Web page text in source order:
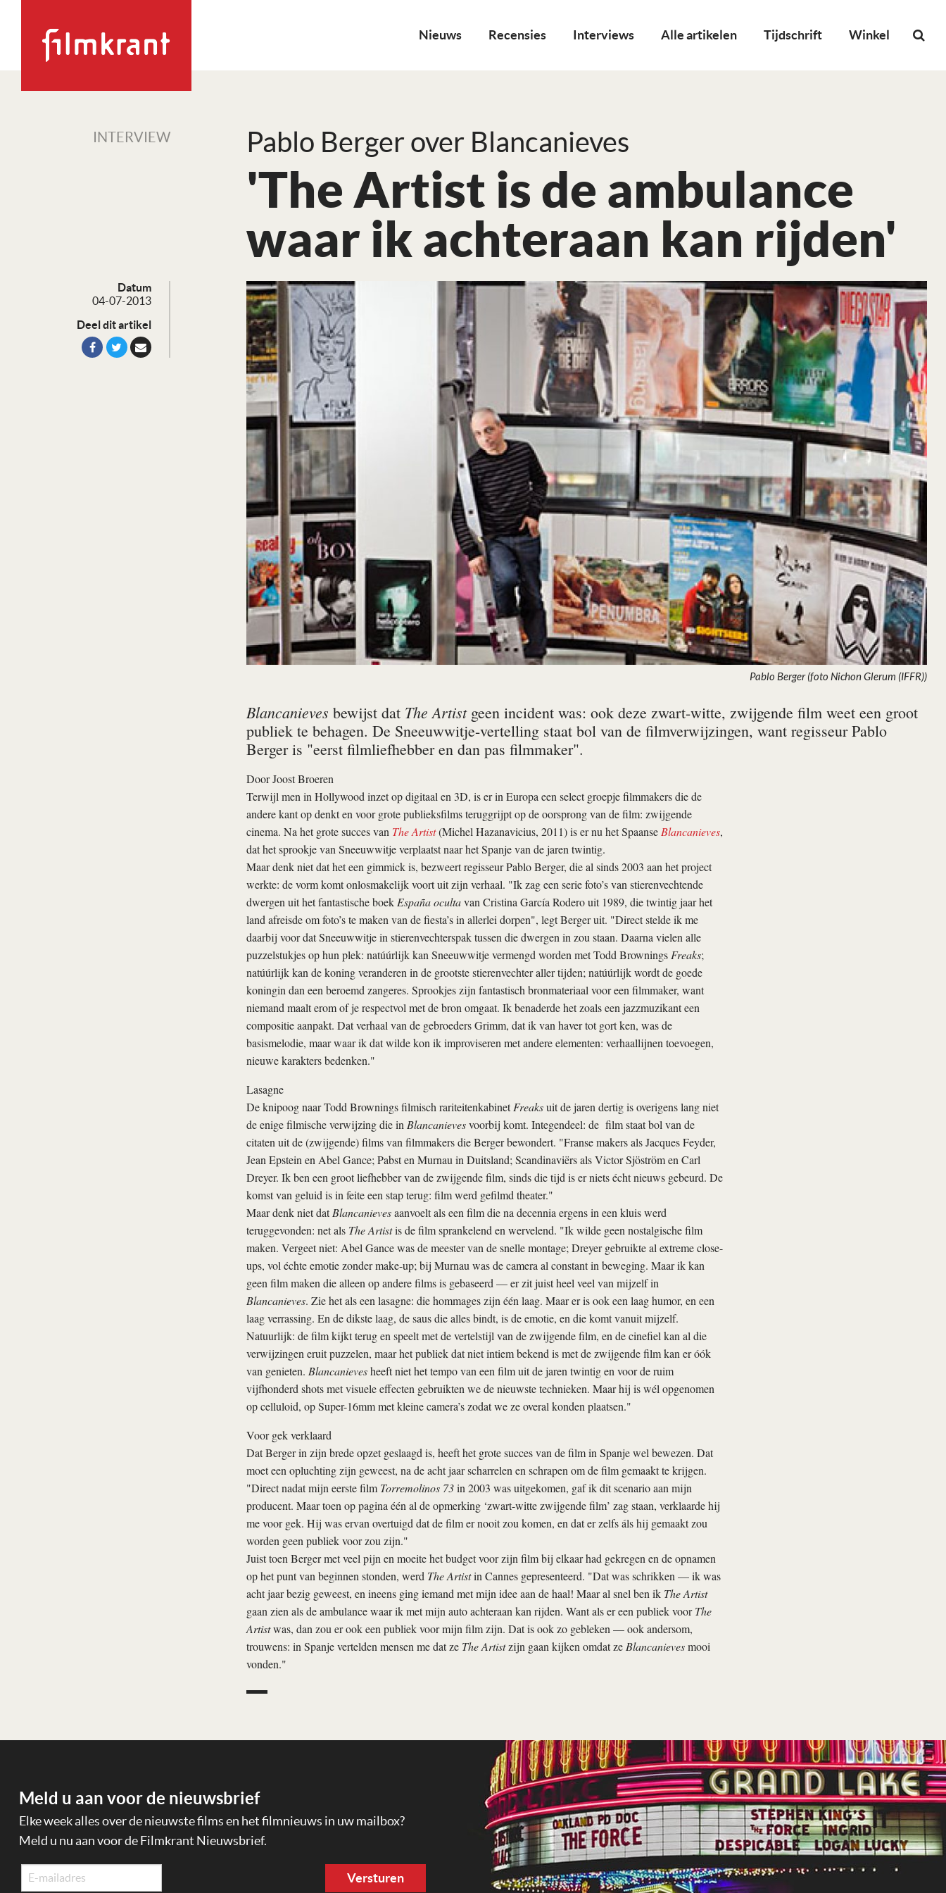
Nieuws Recensies Interviews Alle artikelen Tijdschrift Winkel
INTERVIEW Pablo Berger over Blancanieves
'The Artist is de ambulance
waar ik achteraan kan rijden'
Datum
04-07-2013
Deel dit artikel
Pablo Berger (foto Nichon Glerum (IFFR))
Blancanieves bewijst dat The Artistgeen incident was: ook deze zwart-witte, zwijgende film weet een groot
publiek te behagen. De Sneeuwwitje-vertelling staat bol van de filmverwijzingen, want regisseur Pablo
Berger is "eerst filmliefhebber en dan pas filmmaker".
DoorJoost Broeren
Terwijl men in Hollywood inzet op digitaal en 3D, is er in Europa een select groepje filmmakers die de
andere kant op denkt en voor grote publieksfilms teruggrijpt op de oorsprong van de film: zwijgende
cinema. Na het grote succes van The Artist(Michel Hazanavicius, 2011) is er nu het Spaanse Blancanieves,
dat het sprookje van Sneeuwwitje verplaatst naar het Spanje van de jaren twintig.
Maar denk niet dat het een gimmick is, bezweert regisseur Pablo Berger, die al sinds 2003 aan het project
werkte: de vorm komt onlosmakelijk voort uit zijn verhaal. "Ik zag een serie foto’s van stierenvechtende
dwergen uit het fantastische boek España ocultavan Cristina García Rodero uit 1989, die twintig jaar het
land afreisde om foto’s te maken van de fiesta’s in allerlei dorpen", legt Berger uit. "Direct stelde ik me
daarbij voor dat Sneeuwwitje in stierenvechterspak tussen die dwergen in zou staan. Daarna vielen alle
puzzelstukjes op hun plek: natúúrlijk kan Sneeuwwitje vermengd worden met Todd Brownings Freaks;
natúúrlijk kan de koning veranderen in de grootste stierenvechter aller tijden; natúúrlijk wordt de goede
koningin dan een beroemd zangeres. Sprookjes zijn fantastisch bronmateriaal voor een filmmaker, want
niemand maalt erom of je respectvol met de bron omgaat. Ik benaderde het zoals een jazzmuzikant een
compositie aanpakt. Dat verhaal van de gebroeders Grimm, dat ik van haver tot gort ken, was de
basismelodie, maar waar ik dat wilde kon ik improviseren met andere elementen: verhaallijnen toevoegen,
nieuwe karakters bedenken."
Lasagne
De knipoog naar Todd Brownings filmisch rariteitenkabinetFreaksuit de jaren dertig is overigens lang niet
de enige filmische verwijzing die in Blancanievesvoorbij komt. Integendeel: de film staat bol van de
citaten uit de (zwijgende) films van filmmakers die Berger bewondert. "Franse makers als Jacques Feyder,
Jean Epstein en Abel Gance; Pabst en Murnau in Duitsland; Scandinaviërs als Victor Sjöström en Carl
Dreyer. Ik ben een groot liefhebber van de zwijgende film, sinds die tijd is er niets écht nieuws gebeurd. De
komst van geluid is in feite een stap terug: film werd gefilmd theater."
Maar denk niet datBlancanievesaanvoelt als een film die na decennia ergens in een kluis werd
teruggevonden: net als The Artistis de film sprankelend en wervelend. "Ik wilde geen nostalgische film
maken. Vergeet niet: Abel Gance was de meester van de snelle montage; Dreyer gebruikte al extreme close-
ups, vol échte emotie zonder make-up; bij Murnau was de camera al constant in beweging. Maar ik kan
geen film maken die alleen op andere films is gebaseerd — er zit juist heel veel van mijzelf in
Blancanieves. Zie het als een lasagne: die hommages zijn één laag. Maar er is ook een laag humor, en een
laag verrassing. En de dikste laag, de saus die alles bindt, is de emotie, en die komt vanuit mijzelf.
Natuurlijk: de film kijkt terug en speelt met de vertelstijl van de zwijgende film, en de cinefiel kan al die
verwijzingen eruit puzzelen, maar het publiek dat niet intiem bekend is met de zwijgende film kan er óók
van genieten. Blancanievesheeft niet het tempo van een film uit de jaren twintig en voor de ruim
vijfhonderd shots met visuele effecten gebruikten we de nieuwste technieken. Maar hij is wél opgenomen
op celluloid, op Super-16mm met kleine camera’s zodat we ze overal konden plaatsen."
Voor gek verklaard
Dat Berger in zijn brede opzet geslaagd is, heeft het grote succes van de film in Spanje wel bewezen. Dat
moet een opluchting zijn geweest, na de acht jaar scharrelen en schrapen om de film gemaakt te krijgen.
"Direct nadat mijn eerste film Torremolinos 73in 2003 was uitgekomen, gaf ik dit scenario aan mijn
producent. Maar toen op pagina één al de opmerking ‘zwart-witte zwijgende film’ zag staan, verklaarde hij
me voor gek. Hij was ervan overtuigd dat de film er nooit zou komen, en dat er zelfs áls hij gemaakt zou
worden geen publiek voor zou zijn."
Juist toen Berger met veel pijn en moeite het budget voor zijn film bij elkaar had gekregen en de opnamen
op het punt van beginnen stonden, werd The Artistin Cannes gepresenteerd. "Dat was schrikken — ik was
acht jaar bezig geweest, en ineens ging iemand met mijn idee aan de haal! Maar al snel ben ik The Artist
gaan zien als de ambulance waar ik met mijn auto achteraan kan rijden. Want als er een publiek voorThe
Artistwas, dan zou er ook een publiek voor mijn film zijn. Dat is ook zo gebleken — ook andersom,
trouwens: in Spanje vertelden mensen me dat ze The Artistzijn gaan kijken omdat ze Blancanievesmooi
vonden."
Meld u aan voor de nieuwsbrief
Elke week alles over de nieuwste films en het filmnieuws in uw mailbox?
Meld u nu aan voor de Filmkrant Nieuwsbrief.